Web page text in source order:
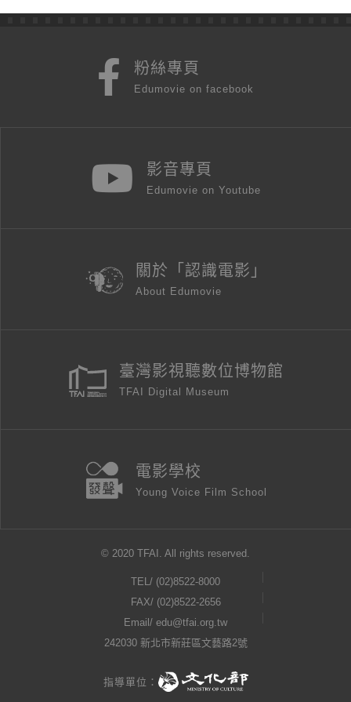
粉絲專頁
Edumovie on facebook
影音專頁
Edumovie on Youtube
關於「認識電影」
About Edumovie
臺灣影視聽數位博物館
TFAI Digital Museum
電影學校
Young Voice Film School
© 2020 TFAI. All rights reserved.
TEL/ (02)8522-8000
FAX/ (02)8522-2656
Email/ edu@tfai.org.tw
242030 新北市新莊區文藝路2號
指導單位：